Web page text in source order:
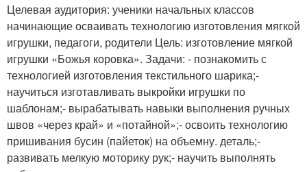
Целевая аудитория: ученики начальных классов
начинающие осваивать технологию изготовления мягкой
игрушки, педагоги, родители Цель: изготовление мягкой
игрушки «Божья коровка». Задачи: - познакомить с
технологией изготовления текстильного шарика;-
научиться изготавливать выкройки игрушки по
шаблонам;- вырабатывать навыки выполнения ручных
швов «через край» и «потайной»;- освоить технологию
пришивания бусин (пайеток) на объемну. деталь;-
развивать мелкую моторику рук;- научить выполнять